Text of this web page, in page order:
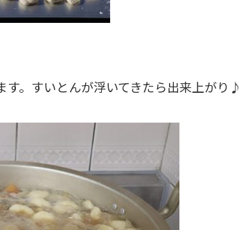
す。すいとんが浮いてきたら出来上がり♪